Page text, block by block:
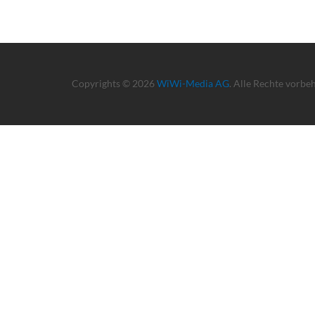
Copyrights © 2026 WiWi-Media AG. Alle Rechte